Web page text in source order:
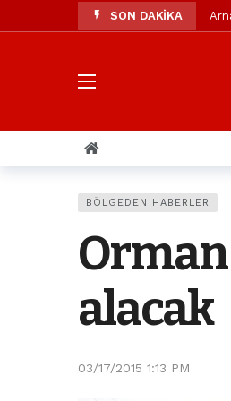
SON DAKİKA
BÖLGEDEN HABERLER
alacak
03/17/2015 1:13 PM